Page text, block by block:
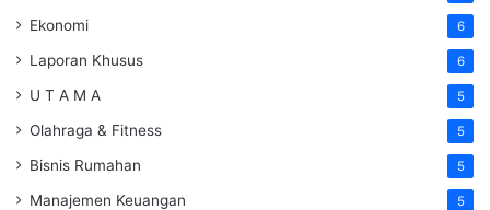
Ekonomi 6
Laporan Khusus 6
U T A M A 5
Olahraga & Fitness 5
Bisnis Rumahan 5
Manajemen Keuangan 5